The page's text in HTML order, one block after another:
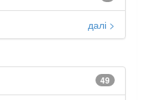
далі >
49